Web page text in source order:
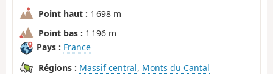
Point haut : 1 698 m
Point bas : 1 196 m
Pays : France
Régions : Massif central, Monts du Cantal